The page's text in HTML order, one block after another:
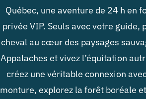
Québec, une aventure de 24 h en
privée VIP. Seuls avec votre guide,
cheval au cœur des paysages
Appalaches et vivez l’équitation
créez une véritable connexion
monture, explorez la forêt boréale